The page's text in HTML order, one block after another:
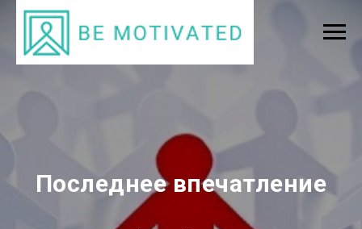
Последнее впечатление